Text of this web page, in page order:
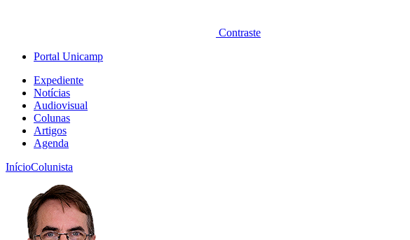
Contraste
Portal Unicamp
Expediente
Notícias
Audiovisual
Colunas
Artigos
Agenda
InícioColunista